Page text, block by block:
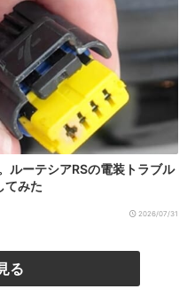
ルーテシアRSの電装トラブル
てみた
2026/07/31
る